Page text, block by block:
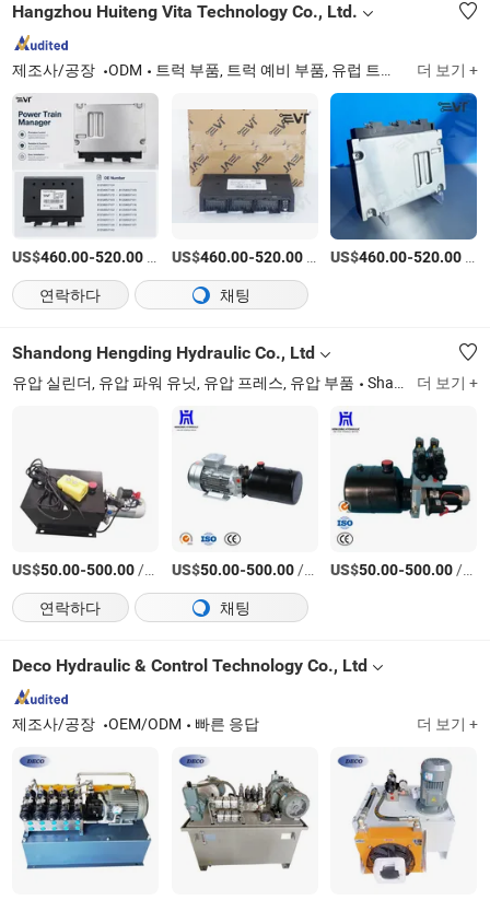
Hangzhou Huiteng Vita Technology Co., Ltd.
제조사/공장 ODM 트럭 부품, 트럭 예비 부품, 유럽 트럭 예비 부품, 트럭 컨트롤러, 트럭 펌프, 트럭 센서, 트럭 밸브, 트럭 수리 키트, 엔진 브레이크 섀시/전기 트럭 부품, 중형 트럭 부품 더 보기 +
US$460.00-520.00 US$460.00-520.00/상품 US$460.00-520.00
연락하다
채팅
Shandong Hengding Hydraulic Co., Ltd
유압 실린더, 유압 파워 유닛, 유압 프레스, 유압 부품 Shandong 더 보기 +
US$50.00-500.00/상품 US$50.00-500.00/상품 US$50.00-500.00/상품
연락하다
채팅
Deco Hydraulic & Control Technology Co., Ltd
제조사/공장 OEM/ODM 빠른 응답 더 보기 +